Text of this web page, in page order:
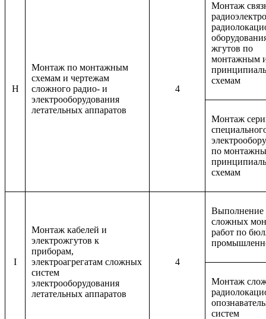
H
Монтаж по монтажным
схемам и чертежам
сложного радио- и
электрооборудования
летательных аппаратов
4
Монтаж
жгутов по
монтажным
схемам
Монтаж
по
схемам
I
Монтаж кабелей и
электрожгутов к
приборам,
электроагрегатам сложных
систем
электрооборудования
летательных аппаратов
4
Выполнение
сложных
работ по
Монтаж
систем